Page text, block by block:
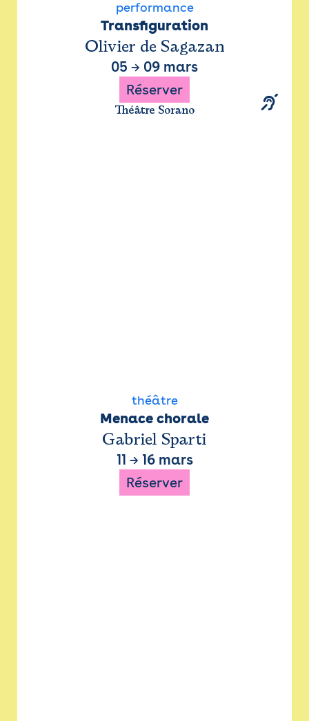
performance
Transfiguration
Olivier de Sagazan
05 → 09 mars
Réserver
Théâtre Sorano
théâtre
Menace chorale
Gabriel Sparti
11 → 16 mars
Réserver